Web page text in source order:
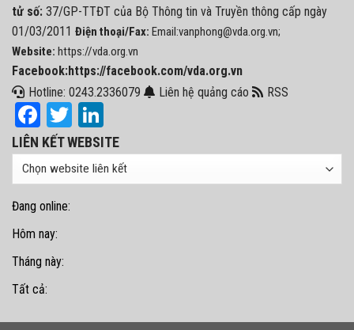
tử số: 37/GP-TTĐT của Bộ Thông tin và Truyền thông cấp ngày
01/03/2011 Điện thoại/Fax: Email:vanphong@vda.org.vn;
Website: https://vda.org.vn
Facebook:https://facebook.com/vda.org.vn
Hotline: 0243.2336079
Liên hệ quảng cáo RSS
Facebook
Twitter
LIÊN KẾT WEBSITE
Đang online:
Hôm nay:
Tháng này:
Tất cả: